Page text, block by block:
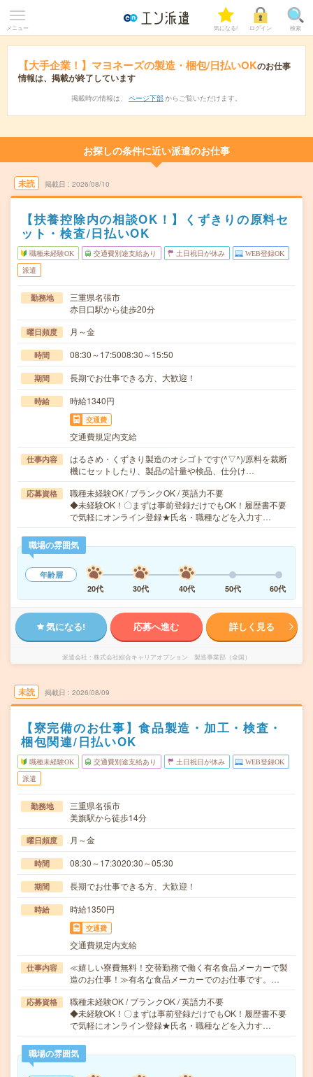
メニュー 気になる! ログイン 検索
【大手企業！】マヨネーズの製造・梱包/日払いOKのお仕事
情報は、掲載が終了しています
掲載時の情報は、 ページ下部 からご覧いただけます。
お探しの条件に近い派遣のお仕事
未読 掲載日 2026/08/10
【扶養控除内の相談OK！】くずきりの原料セ
ット・検査/日払いOK
職種未経験OK 交通費別途支給あり 土日祝日が休み WEB登録OK
派遣
勤務地
三重県名張市
赤目口駅から徒歩20分
曜日頻度 月～金
時間 08:30～17:5008:30～15:50
期間 長期でお仕事できる方、大歓迎！
時給 時給1340円
交通費
交通費規定内支給
仕事内容
はるさめ・くずきり製造のオシゴトです(^▽^)/原料を裁断
機にセットしたり、製品の計量や検品、仕分け…
応募資格
職種未経験OK / ブランクOK / 英語力不要
◆未経験OK！〇まずは事前登録だけでもOK！履歴書不要
で気軽にオンライン登録★氏名・職種などを入力す…
職場の雰囲気
年齢層
20代
30代 40代 50代 60代
気になる! 応募へ進む 詳しく見る
派遣会社 株式会社綜合キャリアオプション 製造事業部（全国）
未読 掲載日 2026/08/09
【寮完備のお仕事】食品製造・加工・検査・
梱包関連/日払いOK
職種未経験OK 交通費別途支給あり 土日祝日が休み WEB登録OK
派遣
勤務地
三重県名張市
美旗駅から徒歩14分
曜日頻度 月～金
時間 08:30～17:3020:30～05:30
期間 長期でお仕事できる方、大歓迎！
時給 時給1350円
交通費
交通費規定内支給
仕事内容
≪嬉しい寮費無料！交替勤務で働く有名食品メーカーで製
造のお仕事！≫有名な食品メーカーでのお仕事です。…
応募資格
職種未経験OK / ブランクOK / 英語力不要
◆未経験OK！〇まずは事前登録だけでもOK！履歴書不要
で気軽にオンライン登録★氏名・職種などを入力す…
職場の雰囲気